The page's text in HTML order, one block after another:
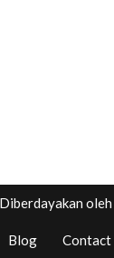
oleh
Blog Contact